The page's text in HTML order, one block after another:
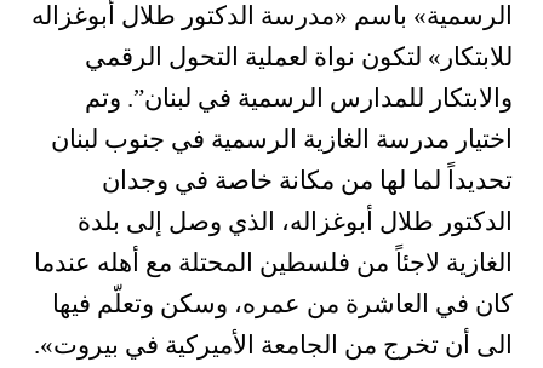
الرسمية» باسم «مدرسة الدكتور طلال أبوغزاله
للابتكار» لتكون نواة لعملية التحول الرقمي
والابتكار للمدارس الرسمية في لبنان”. وتم
اختيار مدرسة الغازية الرسمية في جنوب لبنان
تحديداً لما لها من مكانة خاصة في وجدان
الدكتور طلال أبوغزاله، الذي وصل إلى بلدة
الغازية لاجئاً من فلسطين المحتلة مع أهله عندما
كان في العاشرة من عمره، وسكن وتعلّم فيها
الى أن تخرج من الجامعة الأميركية في بيروت».